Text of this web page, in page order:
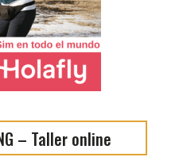
– Taller online